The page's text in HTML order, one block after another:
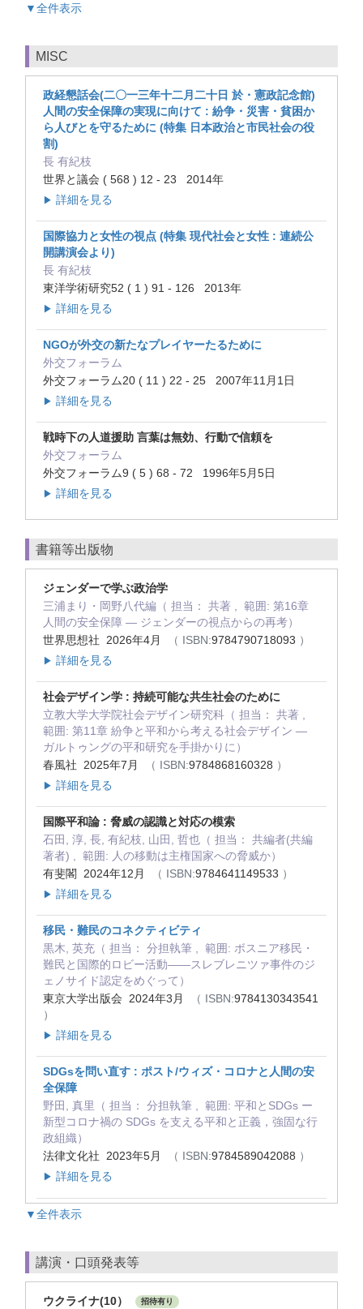
▼全件表示
MISC
政経懇話会(二〇一三年十二月二十日 於・憲政記念館)
人間の安全保障の実現に向けて : 紛争・災害・貧困か
ら人びとを守るために (特集 日本政治と市民社会の役
割)
長 有紀枝
世界と議会 ( 568 ) 12 - 23 2014年
▶ 詳細を見る
国際協力と女性の視点 (特集 現代社会と女性 : 連続公
開講演会より)
長 有紀枝
東洋学術研究52 ( 1 ) 91 - 126 2013年
▶ 詳細を見る
NGOが外交の新たなプレイヤーたるために
外交フォーラム
外交フォーラム20 ( 11 ) 22 - 25 2007年11月1日
▶ 詳細を見る
戦時下の人道援助 言葉は無効、行動で信頼を
外交フォーラム
外交フォーラム9 ( 5 ) 68 - 72 1996年5月5日
▶ 詳細を見る
書籍等出版物
ジェンダーで学ぶ政治学
三浦まり・岡野八代編（ 担当： 共著 , 範囲: 第16章
人間の安全保障 ― ジェンダーの視点からの再考）
世界思想社 2026年4月
（ ISBN:9784790718093 ）
▶ 詳細を見る
社会デザイン学 : 持続可能な共生社会のために
立教大学大学院社会デザイン研究科（ 担当： 共著 ,
範囲: 第11章 紛争と平和から考える社会デザイン ―
ガルトゥングの平和研究を手掛かりに）
春風社 2025年7月
（ ISBN:9784868160328 ）
▶ 詳細を見る
国際平和論 : 脅威の認識と対応の模索
石田, 淳, 長, 有紀枝, 山田, 哲也（ 担当： 共編者(共編
著者) , 範囲: 人の移動は主権国家への脅威か）
有斐閣 2024年12月
（ ISBN:9784641149533 ）
▶ 詳細を見る
移民・難民のコネクティビティ
黒木, 英充（ 担当： 分担執筆 , 範囲: ボスニア移民・
難民と国際的ロビー活動――スレブレニツァ事件のジ
ェノサイド認定をめぐって）
東京大学出版会 2024年3月
（ ISBN:9784130343541
）
▶ 詳細を見る
SDGsを問い直す : ポスト/ウィズ・コロナと人間の安
全保障
野田, 真里（ 担当： 分担執筆 , 範囲: 平和とSDGs ー
新型コロナ禍の SDGs を支える平和と正義，強固な行
政組織）
法律文化社 2023年5月
（ ISBN:9784589042088 ）
▶ 詳細を見る
▼全件表示
講演・口頭発表等
ウクライナ(10） 招待有り